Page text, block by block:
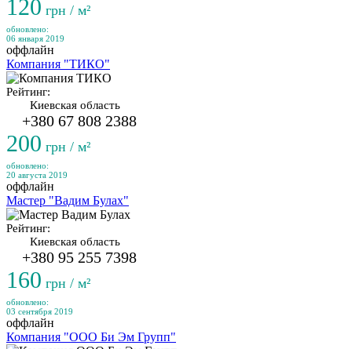
120 грн / м²
обновлено:
06 января 2019
оффлайн
Компания "ТИКО"
Рейтинг:
Киевская область
+380 67 808 2388
200 грн / м²
обновлено:
20 августа 2019
оффлайн
Мастер "Вадим Булах"
Рейтинг:
Киевская область
+380 95 255 7398
160 грн / м²
обновлено:
03 сентября 2019
оффлайн
Компания "ООО Би Эм Групп"